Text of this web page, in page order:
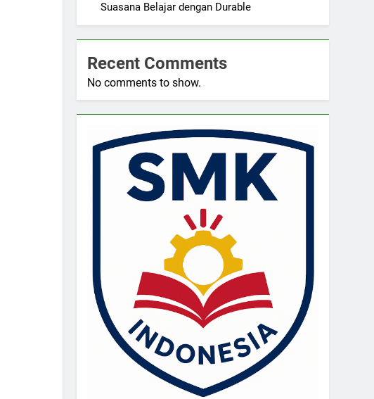
Suasana Belajar dengan Durable
Recent Comments
No comments to show.